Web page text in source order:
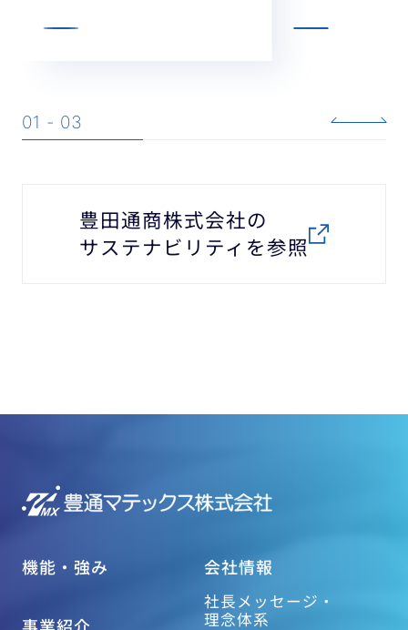
01 - 03
豊田通商株式会社の
サステナビリティを参照
機能・強み 会社情報
社長メッセージ・
理念体系